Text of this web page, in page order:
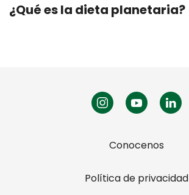
¿Qué es la dieta planetaria?
Conocenos
Política de privacidad